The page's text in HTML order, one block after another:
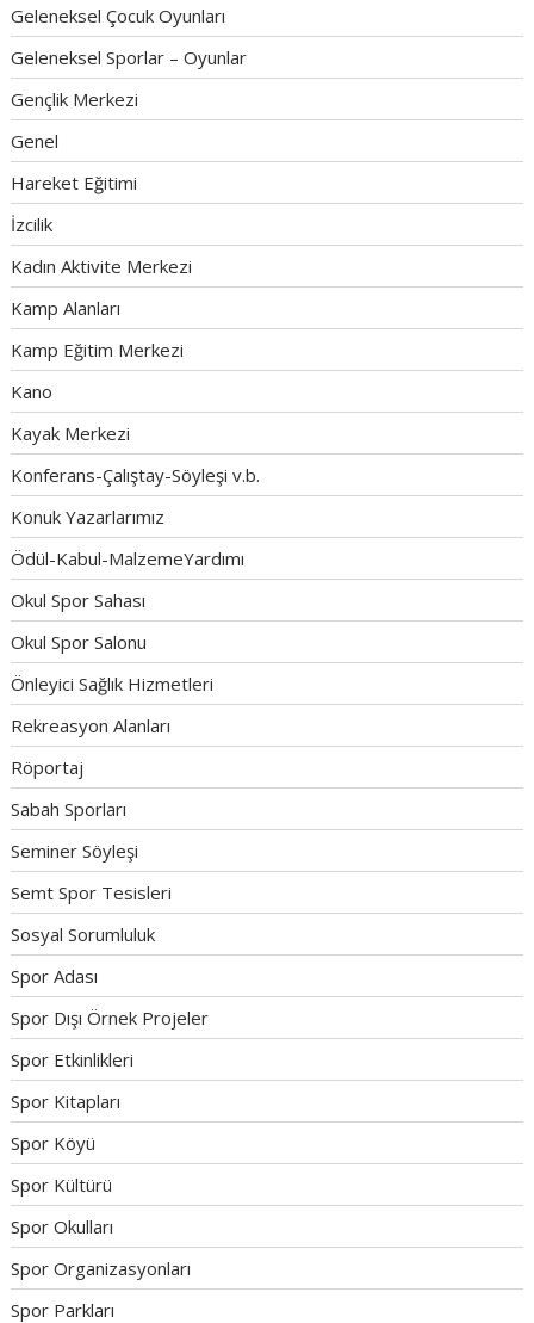
Geleneksel Çocuk Oyunları
Geleneksel Sporlar – Oyunlar
Gençlik Merkezi
Genel
Hareket Eğitimi
İzcilik
Kadın Aktivite Merkezi
Kamp Alanları
Kamp Eğitim Merkezi
Kano
Kayak Merkezi
Konferans-Çalıştay-Söyleşi v.b.
Konuk Yazarlarımız
Ödül-Kabul-MalzemeYardımı
Okul Spor Sahası
Okul Spor Salonu
Önleyici Sağlık Hizmetleri
Rekreasyon Alanları
Röportaj
Sabah Sporları
Seminer Söyleşi
Semt Spor Tesisleri
Sosyal Sorumluluk
Spor Adası
Spor Dışı Örnek Projeler
Spor Etkinlikleri
Spor Kitapları
Spor Köyü
Spor Kültürü
Spor Okulları
Spor Organizasyonları
Spor Parkları